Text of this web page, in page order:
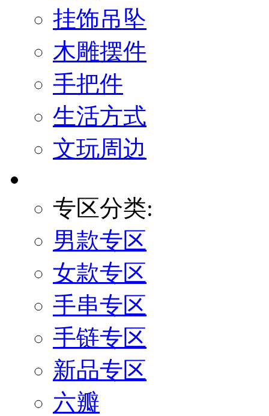
挂饰吊坠
木雕摆件
手把件
生活方式
文玩周边
专区分类:
男款专区
女款专区
手串专区
手链专区
新品专区
六瓣